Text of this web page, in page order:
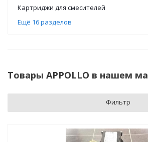
Картриджи для смесителей
Ещё 16 разделов
Товары APPOLLO в нашем
Фильтр